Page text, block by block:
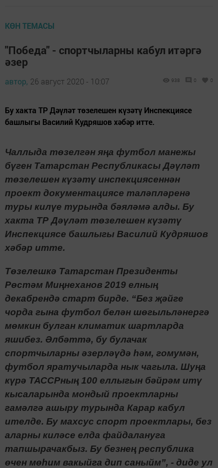
КӨН ТЕМАСЫ
"Победа" - спортчыларны кабул итәргә
әзер
автор, 26 август 2020 - 10:07 938 0 0
Бу хакта ТР Дәүләт төзелешен күзәтү Инспекциясе
башлыгы Василий Кудряшов хәбәр итте.
Чаллыда төзелгән яңа футбол манежы
бүген Татарстан Республикасы Дәүләт
төзелешен күзәтү инспекциясеннән
проект документациясе таләпләренә
туры килүе турында бәяләмә алды. Бу
хакта ТР Дәүләт төзелешен күзәтү
Инспекциясе башлыгы Василий Кудряшов
хәбәр итте.
Төзелешкә Татарстан Президенты
Рөстәм Миңнеханов 2019 елның
декабрендә старт бирде. “Без җәйге
чорда гына футбол белән шөгыльләнергә
мөмкин булган климатик шартларда
яшибез. Әлбәттә, бу булачак
спортчыларны әзерләүдә һәм, гомумән,
футбол яратучыларда нык чагыла. Шуңа
күрә ТАССРның 100 еллыгын бәйрәм итү
кысаларында мондый проектларны
гамәлгә ашыру турында Карар кабул
ителде. Бу махсус спорт проектлары, без
аларны киләсе елда файдалануга
тапшырачакбыз. Бу безнең республика
өчен мөһим вакыйга дип саныйм”, - диде ул